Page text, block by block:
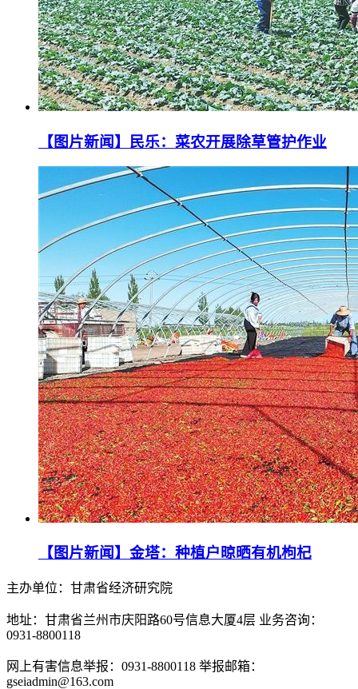
【图片新闻】民乐：菜农开展除草管护作业
【图片新闻】金塔：种植户晾晒有机枸杞
主办单位：甘肃省经济研究院
地址：甘肃省兰州市庆阳路60号信息大厦4层 业务咨询：
0931-8800118
网上有害信息举报：0931-8800118 举报邮箱：
gseiadmin@163.com